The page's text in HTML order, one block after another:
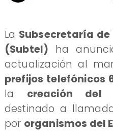
La Subsecretaría
(Subtel) ha
actualización al
prefijos telefónicos
la creación del
destinado a
por organismos del